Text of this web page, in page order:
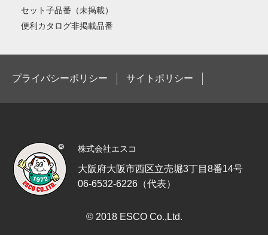
セット子品番（未掲載）
便利カタログ非掲載品番
プライバシーポリシー サイトポリシー
株式会社エスコ
大阪府大阪市西区立売堀3丁目8番14号
06-6532-6226（代表）
© 2018 ESCO Co.,Ltd.